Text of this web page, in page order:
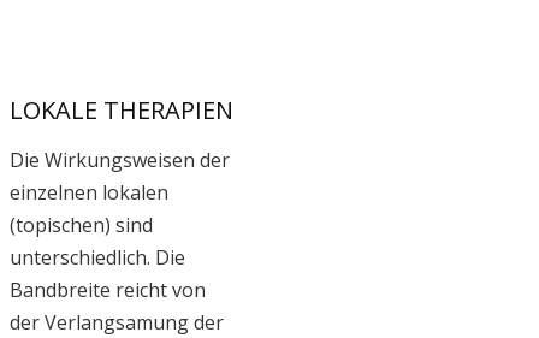
LOKALE THERAPIEN
Die Wirkungsweisen der
einzelnen lokalen
(topischen) sind
unterschiedlich. Die
Bandbreite reicht von
der Verlangsamung der